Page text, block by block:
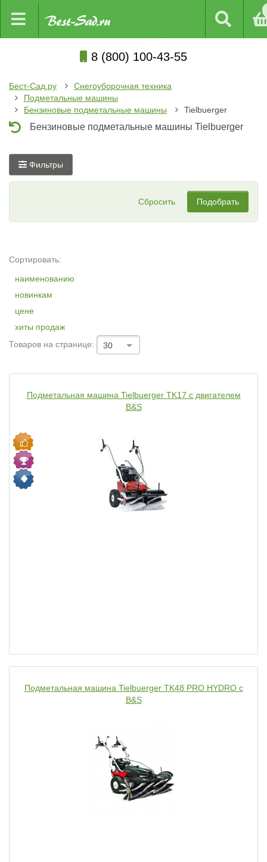
8 (800) 100-43-55
Бест-Сад.ру
Снегоуборочная техника
Подметальные машины
Бензиновые подметальные машины
Tielbuerger
Бензиновые подметальные машины Tielbuerger
Фильтры
Сбросить Подобрать
Сортировать:
наименованию
новинкам
цене
хиты продаж
Товаров на странице:
30
Подметальная машина Tielbuerger TK17 с двигателем
B&S
Подметальная машина Tielbuerger TK48 PRO HYDRO с
B&S